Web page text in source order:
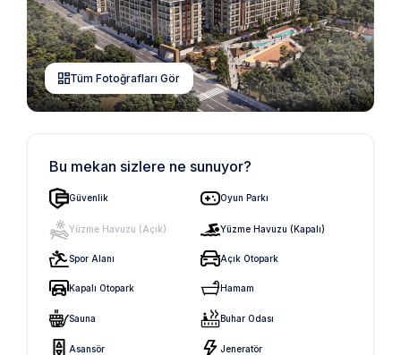
Tüm Fotoğrafları Gör
Bu mekan sizlere ne sunuyor?
Güvenlik Oyun Parkı
Yüzme Havuzu (Açık) Yüzme Havuzu (Kapalı)
Spor Alanı Açık Otopark
Kapalı Otopark Hamam
Sauna Buhar Odası
Asansör Jeneratör